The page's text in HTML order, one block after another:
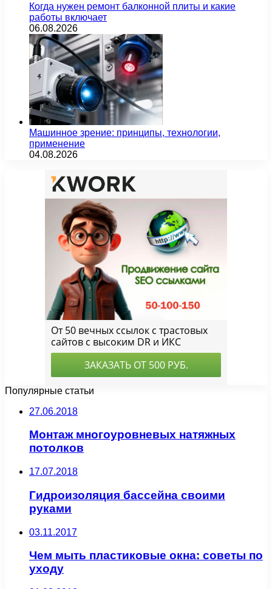
Когда нужен ремонт балконной плиты и какие
работы включает
06.08.2026
Машинное зрение: принципы, технологии,
применение
04.08.2026
Популярные статьи
27.06.2018
Монтаж многоуровневых натяжных
потолков
17.07.2018
Гидроизоляция бассейна своими
руками
03.11.2017
Чем мыть пластиковые окна: советы по
уходу